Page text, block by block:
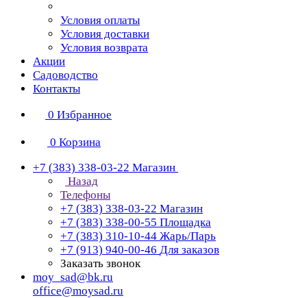
Условия оплаты
Условия доставки
Условия возврата
Акции
Садоводство
Контакты
0 Избранное
0 Корзина
+7 (383) 338-03-22 Магазин
Назад
Телефоны
+7 (383) 338-03-22 Магазин
+7 (383) 338-00-55 Площадка
+7 (383) 310-10-44 Жарь/Парь
+7 (913) 940-00-46 Для заказов
Заказать звонок
moy_sad@bk.ru
office@moysad.ru